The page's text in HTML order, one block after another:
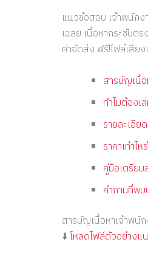
แนวข้อสอบ เจ้าพนัก
เฉลย เนื้อหากระชับต
ค่าจัดส่ง ฟรี!ไฟล์เสีย
สารบัญเนื้
ทำไมต้องเ
รายละเอีย
ราคาเท่าไหร่
คู่มือเตรียม
คำถามที่พ
สารบัญเนื้อหาเจ้าพนั
⬇️โหลดไฟล์ตัวอย่าง